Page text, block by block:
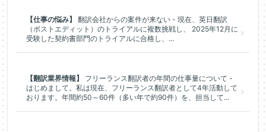
【仕事の悩み】
翻訳会社からの案件が来ない - 現在、英日翻訳
（ポストエディット）のトライアルに複数挑戦し、 2025年12月に
受験した契約書部門のトライアルに合格し、...
【翻訳業界情報】
フリーランス翻訳者の年間の仕事量について -
はじめまして。私は現在、フリーランス翻訳者として4年活動して
おります。年間約50～60件（多い年で約90件）を、担当して...